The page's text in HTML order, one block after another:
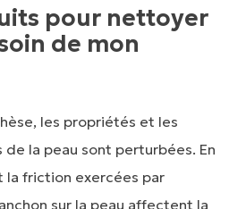
pour nettoyer
de mon
les propriétés et les
la peau sont perturbées. En
la friction exercées par
sur la peau affectent la